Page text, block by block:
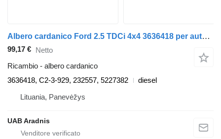
Albero cardanico Ford 2.5 TDCi 4x4 3636418 per automobile Ford RANGER (ET)
99,17 € Netto
Ricambio - albero cardanico
3636418, C2-3-929, 232557, 5227382
diesel
Lituania, Panevėžys
UAB Aradnis